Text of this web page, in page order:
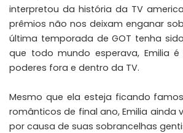
interpretou da história da TV
prêmios não nos deixam enganar
última temporada de GOT tenha
que todo mundo esperava, Emilia
poderes fora e dentro da TV.
Mesmo que ela esteja ficando
românticos de final ano, Emilia ainda
por causa de suas sobrancelhas